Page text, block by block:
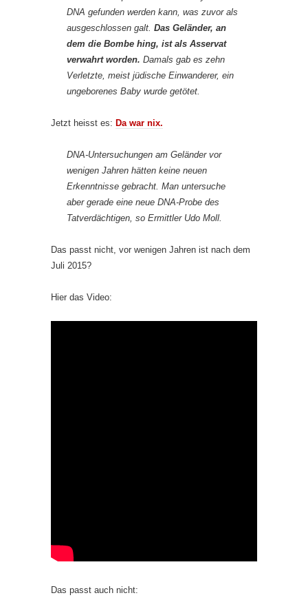
DNA gefunden werden kann, was zuvor als
ausgeschlossen galt. Das Geländer, an
dem die Bombe hing, ist als Asservat
verwahrt worden. Damals gab es zehn
Verletzte, meist jüdische Einwanderer, ein
ungeborenes Baby wurde getötet.
Jetzt heisst es: Da war nix.
DNA-Untersuchungen am Geländer vor
wenigen Jahren hätten keine neuen
Erkenntnisse gebracht. Man untersuche
aber gerade eine neue DNA-Probe des
Tatverdächtigen, so Ermittler Udo Moll.
Das passt nicht, vor wenigen Jahren ist nach dem
Juli 2015?
Hier das Video:
Das passt auch nicht: